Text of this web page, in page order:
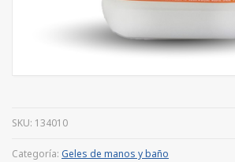
SKU: 134010
Categoría: Geles de manos y baño